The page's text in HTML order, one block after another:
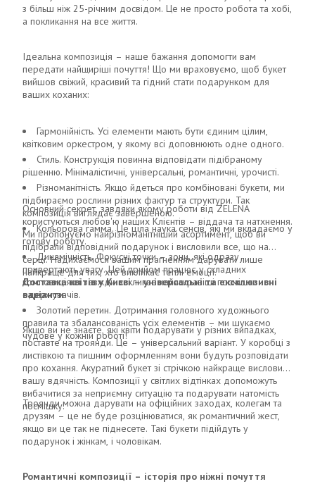
з більш ніж 25-річним досвідом. Це не просто робота та хобі,
а покликання на все життя.
Ідеальна композиція – наше бажання допомогти вам
передати найщиріші почуття! Що ми враховуємо, щоб букет
вийшов свіжий, красивий та гідний стати подарунком для
ваших коханих:
Гармонійність. Усі елементи мають бути єдиним цілим,
квітковим оркестром, у якому всі доповнюють одне одного.
Стиль. Конструкція повинна відповідати підібраному
рішенню. Мінімалістичні, універсальні, романтичні, урочисті.
Різноманітність. Якщо йдеться про комбіновані букети, ми
підбираємо рослини різних фактур та структури. Так
композиція виглядає завершеною.
Кольорова гамма. Це ціла наука сенсів, які ми вкладаємо у
готову роботу.
Динамічність. Фокусні точки – зони, які одразу
привертають увагу. Цей прийом працює у складних
композиціях і завжди викликає найяскравіші посмішки
одержувачів.
Золотий перетин. Дотримання головного художнього
правила та збалансованість усіх елементів – ми шукаємо
чудове у кожній роботі!
Основний секрет, завдяки якому роботи від ZELENA
користуються любов'ю наших Клієнтів – віддача та натхнення.
Ми пропонуємо найрізноманітніший асортимент, щоб ви
підібрали відповідний подарунок і висловили все, що на
серці. Надихаємося вашим прагненням дарувати лише
найкраще для тих, хто викликає теплі емоції.
Доставка квітів у Києві – універсальні та ексклюзивні
варіанти
Якщо ви не знаєте, які квіти подарувати у різних випадках,
поставте на троянди. Це – універсальний варіант. У коробці з
листівкою та пишним оформленням вони будуть розповідати
про кохання. Акуратний букет зі стрічкою найкраще висловить
вашу вдячність. Композиції у світлих відтінках допоможуть
вибачитися за неприємну ситуацію та подарувати натомість
посмішку.
Троянди можна дарувати на офіційних заходах, колегам та
друзям – це не буде розцінюватися, як романтичний жест,
якщо ви це так не піднесете. Такі букети підійдуть у
подарунок і жінкам, і чоловікам.
Романтичні композиції – історія про ніжні почуття